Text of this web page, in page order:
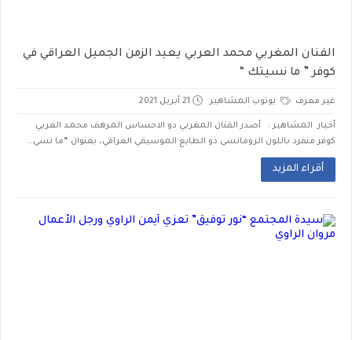
الفنان المغربي محمد العربي يعيد الزمن الجميل العراقي في
كوفر ” ما نسيتك “
غير معرف يوتوب المشاهير 21 أبريل 2021
أخبار المشاهير : أصدر الفنان المغربي دو الاحساس المرهف محمد العربي
كوفر منفرد باللون الرومانسي ذو الطابع الموسيقي العراقي، بعنوان “ما نسي...
أقراء المزيد